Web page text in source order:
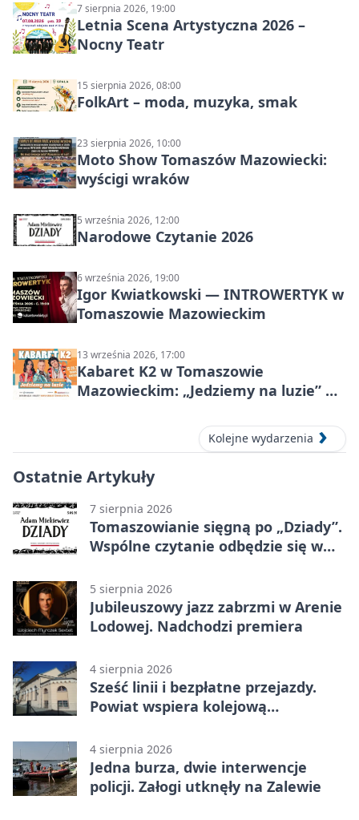
7 sierpnia 2026, 19:00
Letnia Scena Artystyczna 2026 –
Nocny Teatr
15 sierpnia 2026, 08:00
FolkArt – moda, muzyka, smak
23 sierpnia 2026, 10:00
Moto Show Tomaszów Mazowiecki:
wyścigi wraków
5 września 2026, 12:00
Narodowe Czytanie 2026
6 września 2026, 19:00
Igor Kwiatkowski — INTROWERTYK w
Tomaszowie Mazowieckim
13 września 2026, 17:00
Kabaret K2 w Tomaszowie
Mazowieckim: „Jedziemy na luzie” w
Kolejne wydarzenia
Ostatnie Artykuły
7 sierpnia 2026
Tomaszowianie sięgną po „Dziady”.
Wspólne czytanie odbędzie się w
5 sierpnia 2026
Jubileuszowy jazz zabrzmi w Arenie
Lodowej. Nadchodzi premiera
4 sierpnia 2026
Sześć linii i bezpłatne przejazdy.
Powiat wspiera kolejową
4 sierpnia 2026
Jedna burza, dwie interwencje
policji. Załogi utknęły na Zalewie